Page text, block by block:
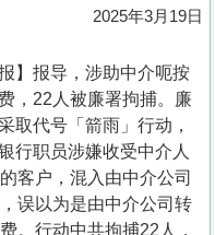
2025年3月19日
报】报导，涉助中介呃按
，22人被廉署拘捕。廉
取代号「箭雨」行动，
行职员涉嫌收受中介人
客户，混入由中介公司
误以为是由中介公司转
。行动中共拘捕22人，